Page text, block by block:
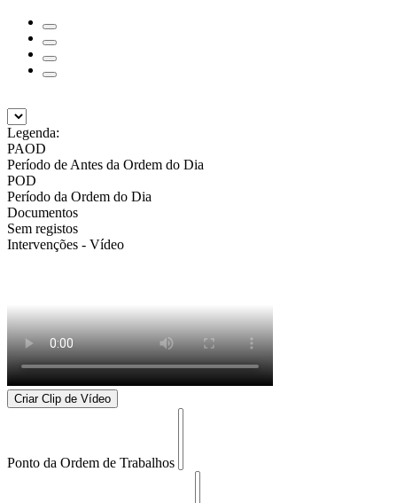
Legenda:
PAOD
Período de Antes da Ordem do Dia
POD
Período da Ordem do Dia
Documentos
Sem registos
Intervenções - Vídeo
Criar Clip de Vídeo
Ponto da Ordem de Trabalhos